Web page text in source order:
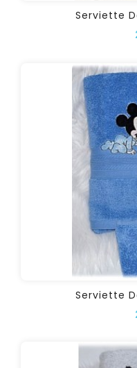
Serviette
Serviette